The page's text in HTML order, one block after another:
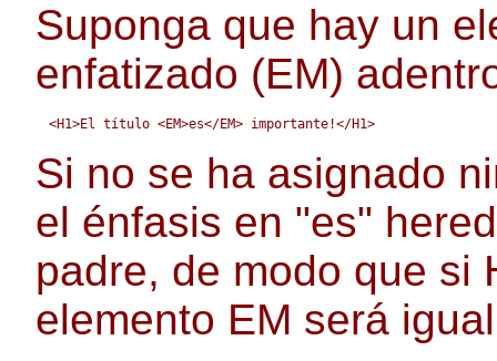
Suponga que hay un
enfatizado (EM)
<H1>El título <EM>es</EM> importante!</H1>
Si no se ha asignado
el énfasis en "es"
padre, de modo que si
elemento EM será